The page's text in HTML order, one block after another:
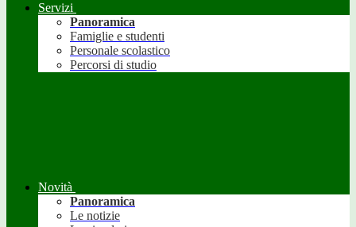
Servizi
Panoramica
Famiglie e studenti
Personale scolastico
Percorsi di studio
Novità
Panoramica
Le notizie